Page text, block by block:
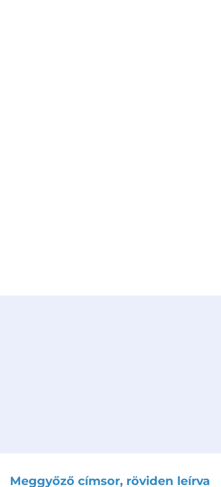
Meggyőző címsor, röviden leírva